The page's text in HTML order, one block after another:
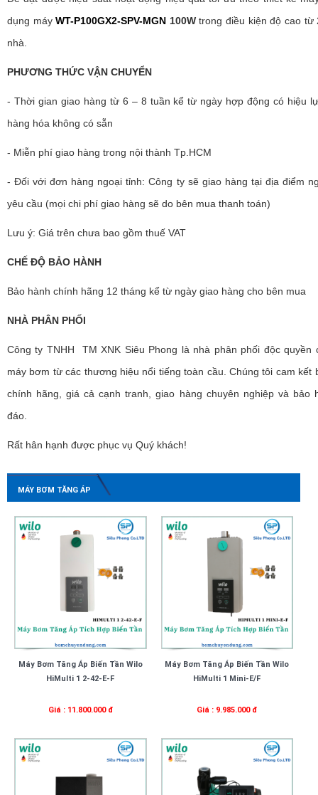
dụng máyWT-P100GX2-SPV-MGN 100Wtrong điều kiện độ cao từ
nhà.
PHƯƠNG THỨC VẬN CHUYỂN
- Thời gian giao hàng từ 6 – 8 tuần kể từ ngày hợp động có hiệu
hàng hóa không có sẵn
- Miễn phí giao hàng trong nội thành Tp.HCM
- Đối với đơn hàng ngoại tỉnh: Công ty sẽ giao hàng tại địa điểm
yêu cầu (mọi chi phí giao hàng sẽ do bên mua thanh toán)
Lưu ý: Giá trên chưa bao gồm thuế VAT
CHẾ ĐỘ BẢO HÀNH
Bảo hành chính hãng 12 tháng kể từ ngày giao hàng cho bên mua
NHÀ PHÂN PHỐI
Công ty TNHH TM XNK Siêu Phong là nhà phân phối độc quyền
máy bơm từ các thương hiệu nổi tiếng toàn cầu. Chúng tôi cam kết
chính hãng, giá cả cạnh tranh, giao hàng chuyên nghiệp và bảo
đáo.
Rất hân hạnh được phục vụ Quý khách!
MÁY BƠM TĂNG ÁP
Máy Bơm Tăng Áp Biến Tần Wilo
HiMulti 1 2-42-E-F
Giá : 11.800.000 đ
Máy Bơm Tăng Áp Biến Tần Wilo
HiMulti 1 Mini-E/F
Giá : 9.985.000 đ